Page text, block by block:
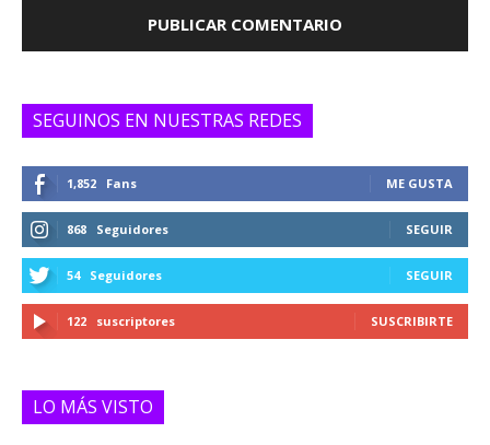
SEGUINOS EN NUESTRAS REDES
1,852 Fans ME GUSTA
868 Seguidores SEGUIR
54 Seguidores SEGUIR
122 suscriptores SUSCRIBIRTE
LO MÁS VISTO